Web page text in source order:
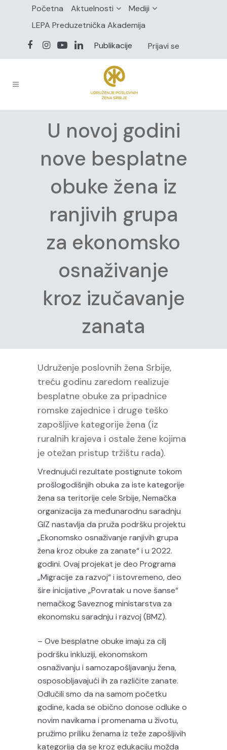
Početna Aktuelnosti
Mediji
LEPA Preduzetnička Akademija
Publikacije
Prijavi se
U novoj godini
nove besplatne
obuke žena iz
ranjivih grupa
za ekonomsko
osnaživanje
kroz izučavanje
zanata
Udruženje poslovnih žena Srbije,
treću godinu zaredom realizuje
besplatne obuke za pripadnice
romske zajednice i druge teško
zapošljive kategorije žena (iz
ruralnih krajeva i ostale žene kojima
je otežan pristup tržištu rada).
Vrednujući rezultate postignute tokom
prošlogodišnjih obuka za iste kategorije
žena sa teritorije cele Srbije, Nemačka
organizacija za međunarodnu saradnju
GIZ nastavlja da pruža podršku projektu
„Ekonomsko osnaživanje ranjivih grupa
žena kroz obuke za zanate“ i u 2022.
godini. Ovaj projekat je deo Programa
„Migracije za razvoj“ i istovremeno, deo
šire inicijative „Povratak u nove šanse“
nemačkog Saveznog ministarstva za
ekonomsku saradnju i razvoj (BMZ).
– Ove besplatne obuke imaju za cilj
podršku inkluziji, ekonomskom
osnaživanju i samozapošljavanju žena,
osposobljavajući ih za različite zanate.
Odlučili smo da na samom početku
godine, kada se obično donose odluke o
novim navikama i promenama u životu,
pružimo priliku ženama iz teže zapošljivih
kategorija da se kroz edukaciju možda